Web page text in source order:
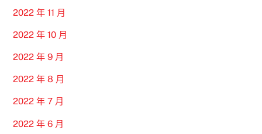
2022 年 11 月
2022 年 10 月
2022 年 9 月
2022 年 8 月
2022 年 7 月
2022 年 6 月